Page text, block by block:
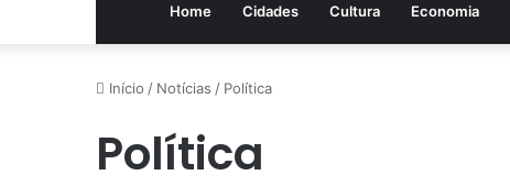
Home Cidades Cultura Economia
Início / Notícias / Política
Política